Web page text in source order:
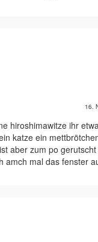
16.
hiroshimawitze ihr
katze ein
aber zum po
amch mal das fenster